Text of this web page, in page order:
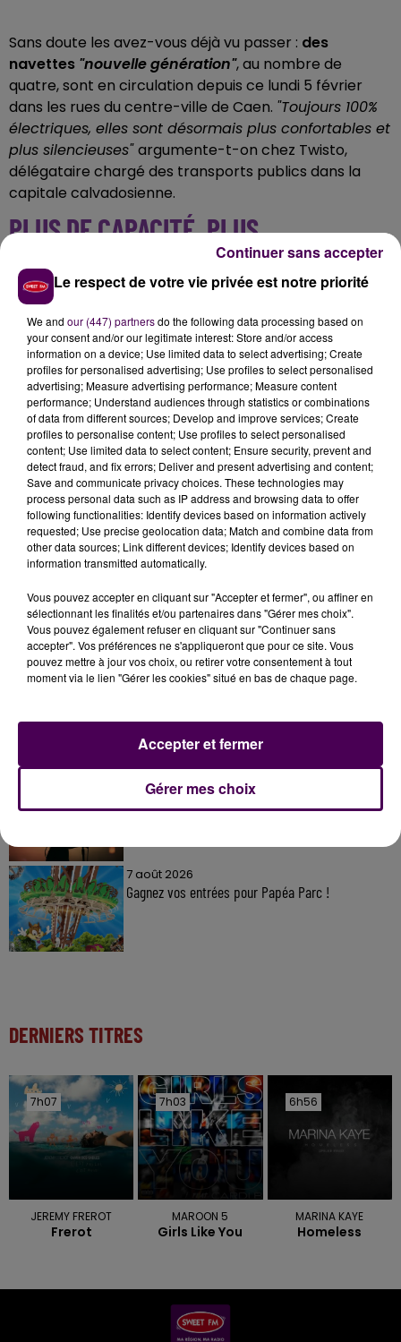
Sans doute les avez-vous déjà vu passer : des
navettes "nouvelle génération", au nombre de
quatre, sont en circulation depuis ce lundi 5 février
dans les rues du centre-ville de Caen. "Toujours 100%
électriques, elles sont désormais plus confortables et
plus silencieuses"argumente-t-on chez Twisto,
délégataire chargé des transports publics dans la
capitale calvadosienne.
PLUS DE CAPACITÉ, PLUS
D'AUTONOMIE
Autres améliorations concrètes apportées au service,
ces minibus peuvent accueillir désormais jusqu'à
trente passagers, contre vingt auparavant, et
disposent d'uneautonomie portée à 200 kilomètres
De manière plus anecdotique, les véhicules arborent
un nouvel habillage coloré"mettant en avant les lieux
emblématiques du parcours"souligne-t-on.
À LA UNE
11 juillet 2026
Inscrivez-vous au casting The Voice & The Voice
7 août 2026
Gagnez vos entrées pour Papéa Parc !
DERNIERS TITRES
7h07
7h07
JEREMY FREROT
Frerot
7h03
7h03
MAROON 5
Girls Like You
6h56
6h56
MARINA KAYE
Homeless
Le respect de votre vie privée est notre priorité
We and our (447) partnersdo the following data processing based on
your consent and/or our legitimate interest: Store and/or access
information on a device; Use limited data to select advertising; Create
profiles for personalised advertising; Use profiles to select personalised
advertising; Measure advertising performance; Measure content
performance; Understand audiences through statistics or combinations
of data from different sources; Develop and improve services; Create
profiles to personalise content; Use profiles to select personalised
content; Use limited data to select content; Ensure security, prevent and
detect fraud, and fix errors; Deliver and present advertising and content;
Save and communicate privacy choices. These technologies may
process personal data such as IP address and browsing data to offer
following functionalities: Identify devices based on information actively
requested; Use precise geolocation data; Match and combine data from
other data sources; Link different devices; Identify devices based on
information transmitted automatically.
Vous pouvez accepter en cliquant sur "Accepter et fermer", ou affiner en
sélectionnant les finalités et/ou partenaires dans "Gérer mes choix".
Vous pouvez également refuser en cliquant sur "Continuer sans
accepter". Vos préférences ne s'appliqueront que pour ce site. Vous
pouvez mettre à jour vos choix, ou retirer votre consentement à tout
moment via le lien "Gérer les cookies" situé en bas de chaque page.
Gérer mes choix
Accepter et fermer
Continuer sans accepter